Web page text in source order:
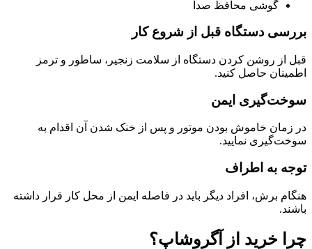
گوشی محافظ صدا
بررسی دستگاه قبل از شروع کار
قبل از روشن کردن دستگاه از سلامت زنجیر، ساطور و ترمز
اطمینان حاصل کنید.
سوخت‌گیری ایمن
در زمان خاموش بودن موتور و پس از خنک شدن آن اقدام به
سوخت‌گیری نمایید.
توجه به اطراف
هنگام برش، افراد دیگر باید در فاصله ایمن از محل کار قرار داشته
باشند.
چرا خرید از آگروشاپ؟